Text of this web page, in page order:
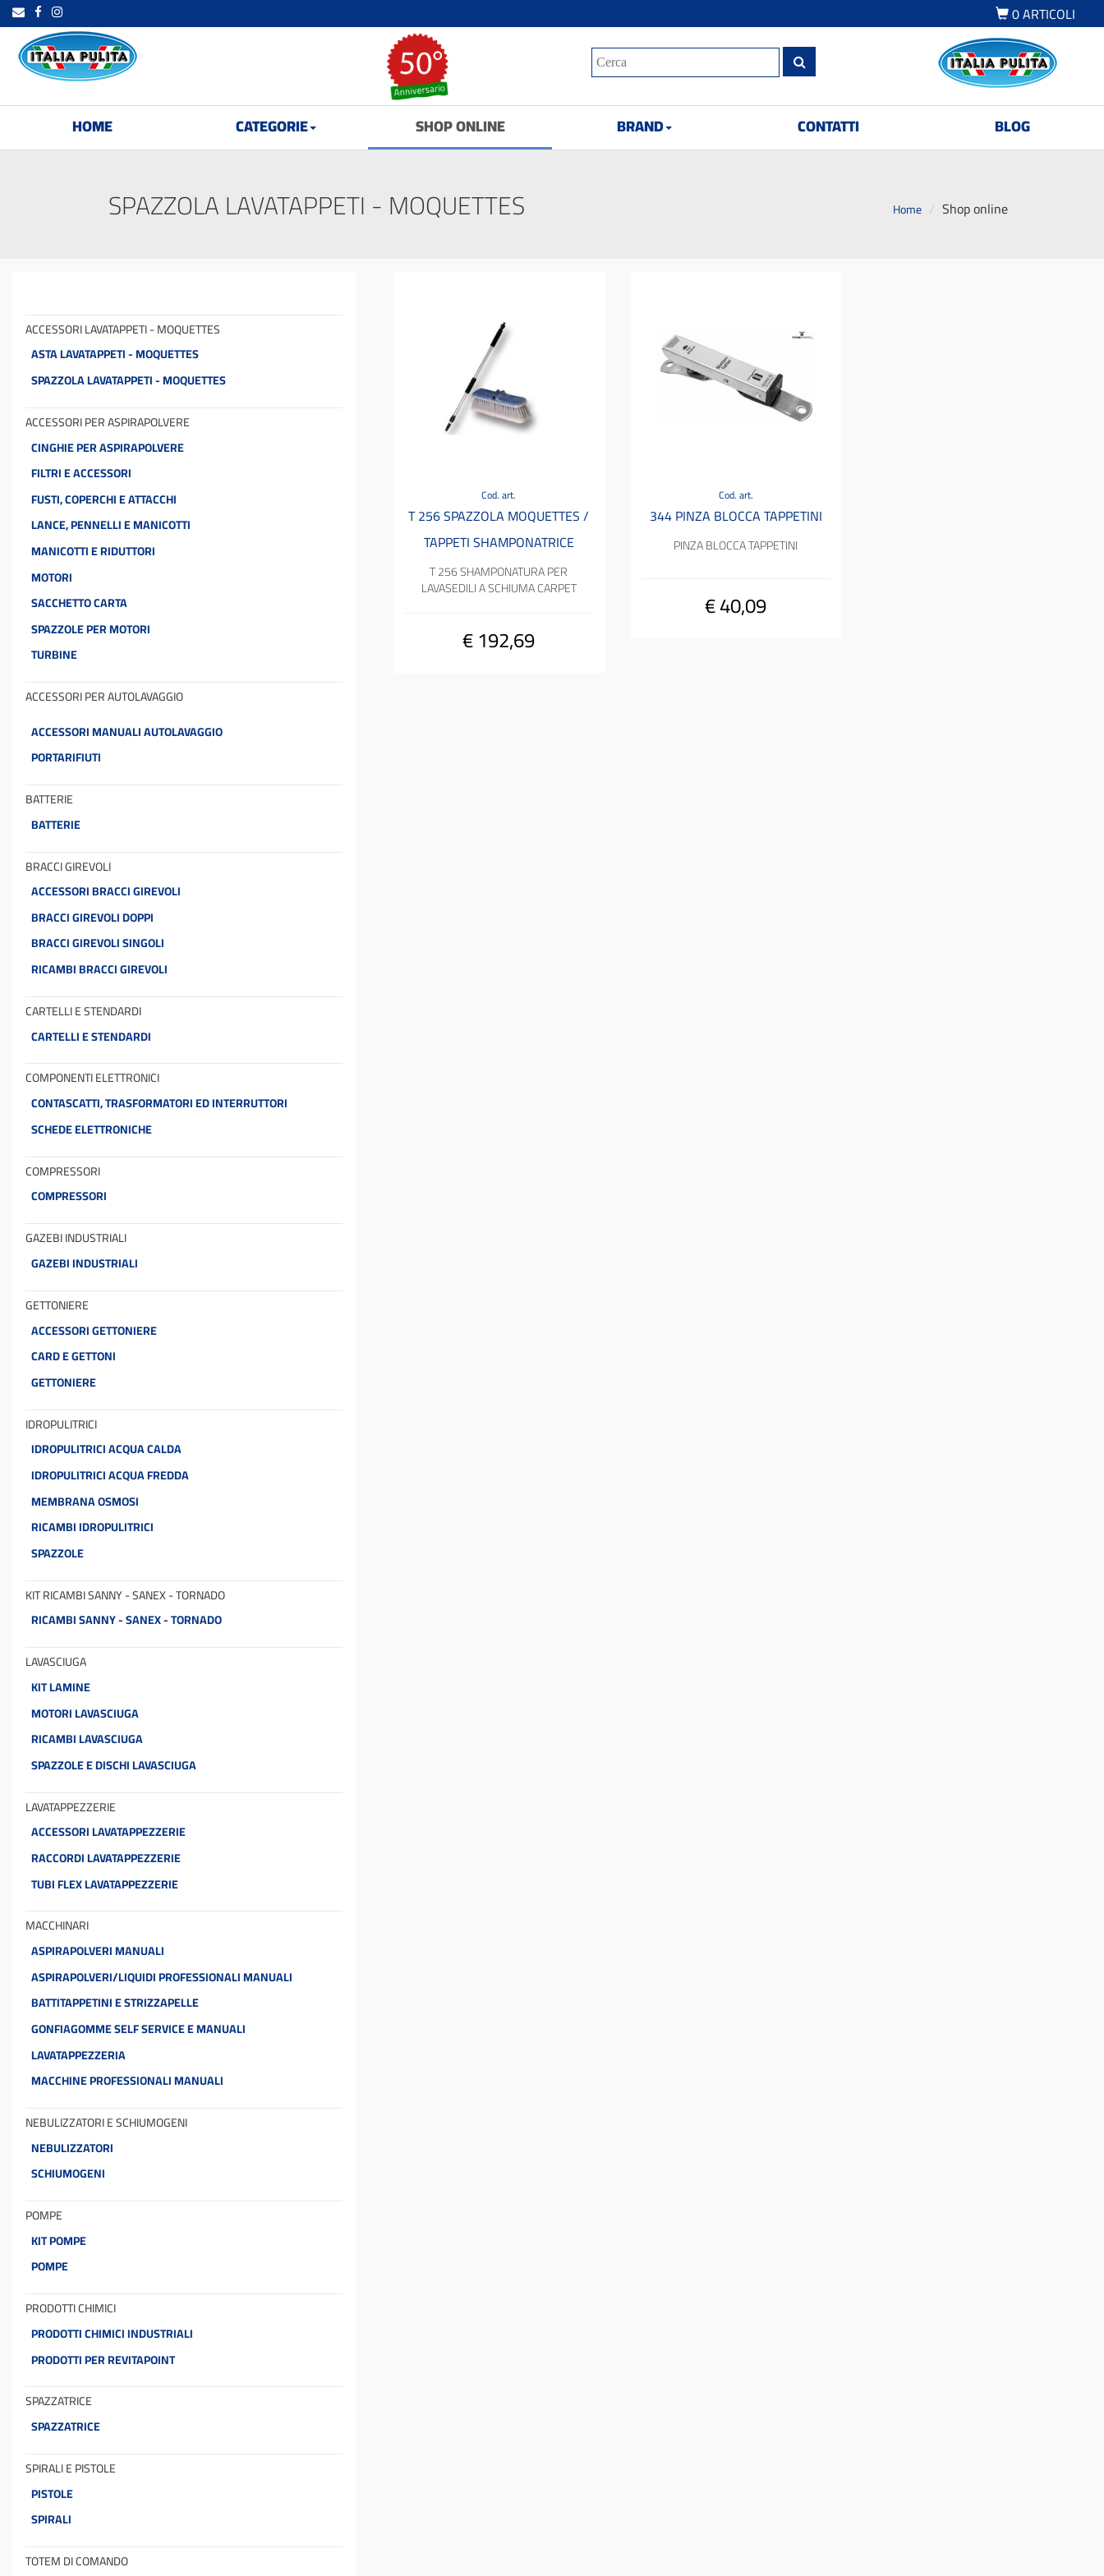
0ARTICOLI
HOME CATEGORIE SHOP ONLINE BRAND CONTATTI BLOG
SPAZZOLA LAVATAPPETI - MOQUETTES Home Shop online
ACCESSORI LAVATAPPETI - MOQUETTES
ASTA LAVATAPPETI - MOQUETTES
SPAZZOLA LAVATAPPETI - MOQUETTES
ACCESSORI PER ASPIRAPOLVERE
CINGHIE PER ASPIRAPOLVERE
FILTRI E ACCESSORI
FUSTI, COPERCHI E ATTACCHI
LANCE, PENNELLI E MANICOTTI
MANICOTTI E RIDUTTORI
MOTORI
SACCHETTO CARTA
SPAZZOLE PER MOTORI
TURBINE
ACCESSORI PER AUTOLAVAGGIO
ACCESSORI MANUALI AUTOLAVAGGIO
PORTARIFIUTI
BATTERIE
BATTERIE
BRACCI GIREVOLI
ACCESSORI BRACCI GIREVOLI
BRACCI GIREVOLI DOPPI
BRACCI GIREVOLI SINGOLI
RICAMBI BRACCI GIREVOLI
CARTELLI E STENDARDI
CARTELLI E STENDARDI
COMPONENTI ELETTRONICI
CONTASCATTI, TRASFORMATORI ED INTERRUTTORI
SCHEDE ELETTRONICHE
COMPRESSORI
COMPRESSORI
GAZEBI INDUSTRIALI
GAZEBI INDUSTRIALI
GETTONIERE
ACCESSORI GETTONIERE
CARD E GETTONI
GETTONIERE
IDROPULITRICI
IDROPULITRICI ACQUA CALDA
IDROPULITRICI ACQUA FREDDA
MEMBRANA OSMOSI
RICAMBI IDROPULITRICI
SPAZZOLE
KIT RICAMBI SANNY - SANEX - TORNADO
RICAMBI SANNY - SANEX - TORNADO
LAVASCIUGA
KIT LAMINE
MOTORI LAVASCIUGA
RICAMBI LAVASCIUGA
SPAZZOLE E DISCHI LAVASCIUGA
LAVATAPPEZZERIE
ACCESSORI LAVATAPPEZZERIE
RACCORDI LAVATAPPEZZERIE
TUBI FLEX LAVATAPPEZZERIE
MACCHINARI
ASPIRAPOLVERI MANUALI
ASPIRAPOLVERI/LIQUIDI PROFESSIONALI MANUALI
BATTITAPPETINI E STRIZZAPELLE
GONFIAGOMME SELF SERVICE E MANUALI
LAVATAPPEZZERIA
MACCHINE PROFESSIONALI MANUALI
NEBULIZZATORI E SCHIUMOGENI
NEBULIZZATORI
SCHIUMOGENI
POMPE
KIT POMPE
POMPE
PRODOTTI CHIMICI
PRODOTTI CHIMICI INDUSTRIALI
PRODOTTI PER REVITAPOINT
SPAZZATRICE
SPAZZATRICE
SPIRALI E PISTOLE
PISTOLE
SPIRALI
TOTEM DI COMANDO
Cod. art.
T 256 SPAZZOLA MOQUETTES /
TAPPETI SHAMPONATRICE
T 256 SHAMPONATURA PER
LAVASEDILI A SCHIUMA CARPET
€ 192,69
Cod. art.
344 PINZA BLOCCA TAPPETINI
PINZA BLOCCA TAPPETINI
€ 40,09